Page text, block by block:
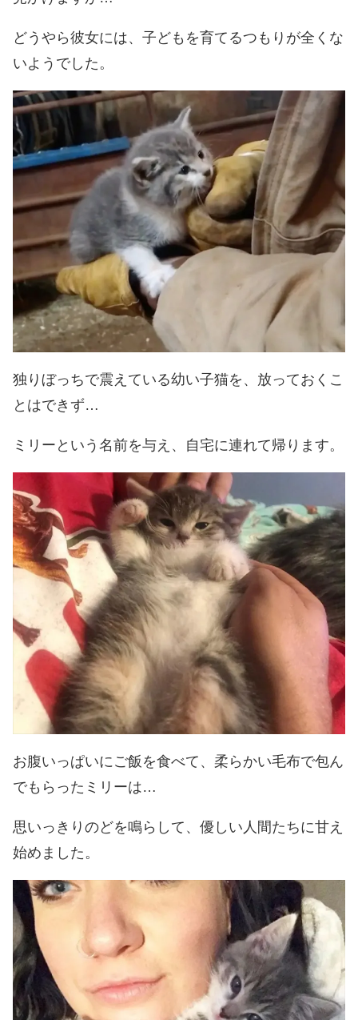
どうやら彼女には、子どもを育てるつもりが全くな
いようでした。
独りぼっちで震えている幼い子猫を、放っておくこ
とはできず…
ミリーという名前を与え、自宅に連れて帰ります。
お腹いっぱいにご飯を食べて、柔らかい毛布で包ん
でもらったミリーは…
思いっきりのどを鳴らして、優しい人間たちに甘え
始めました。